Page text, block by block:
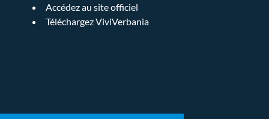
Accédez au site officiel
Téléchargez ViviVerbania